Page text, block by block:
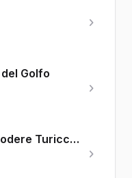
Golfo
Affittacamere Podere Turicchio